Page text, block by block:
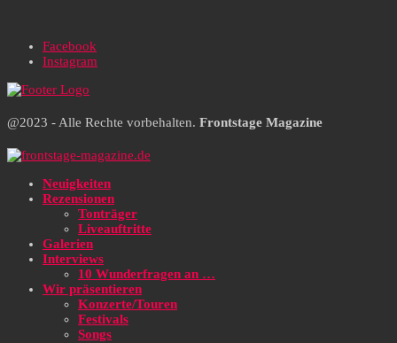
Facebook
Instagram
@2023 - Alle Rechte vorbehalten. Frontstage Magazine
Neuigkeiten
Rezensionen
Tonträger
Liveauftritte
Galerien
Interviews
10 Wunderfragen an …
Wir präsentieren
Konzerte/Touren
Festivals
Songs